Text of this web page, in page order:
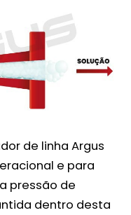
de linha Argus
e para
pressão de
dentro desta